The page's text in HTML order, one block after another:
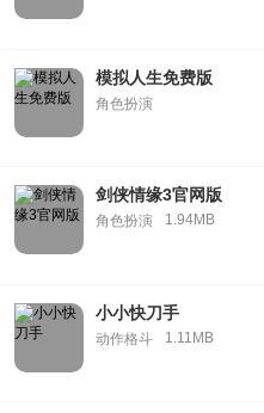
模拟人生免费版
角色扮演
剑侠情缘3官网版
角色扮演 1.94MB
小小快刀手
动作格斗 1.11MB